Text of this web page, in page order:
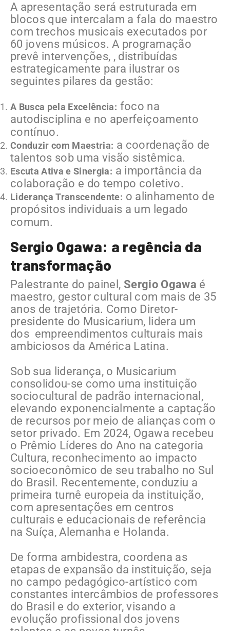
A apresentação será estruturada em
blocos que intercalam a fala do maestro
com trechos musicais executados por
60 jovens músicos. A programação
prevê intervenções, , distribuídas
estrategicamente para ilustrar os
seguintes pilares da gestão:
A Busca pela Excelência: foco na
autodisciplina e no aperfeiçoamento
contínuo.
Conduzir com Maestria: a coordenação de
talentos sob uma visão sistêmica.
Escuta Ativa e Sinergia: a importância da
colaboração e do tempo coletivo.
Liderança Transcendente: o alinhamento de
propósitos individuais a um legado
comum.
Sergio Ogawa: a regência da
transformação
Palestrante do painel, Sergio Ogawa é
maestro, gestor cultural com mais de 35
anos de trajetória. Como Diretor-
presidente do Musicarium, lidera um
dos empreendimentos culturais mais
ambiciosos da América Latina.
Sob sua liderança, o Musicarium
consolidou-se como uma instituição
sociocultural de padrão internacional,
elevando exponencialmente a captação
de recursos por meio de alianças com o
setor privado. Em 2024, Ogawa recebeu
o Prêmio Líderes do Ano na categoria
Cultura, reconhecimento ao impacto
socioeconômico de seu trabalho no Sul
do Brasil. Recentemente, conduziu a
primeira turnê europeia da instituição,
com apresentações em centros
culturais e educacionais de referência
na Suíça, Alemanha e Holanda.
De forma ambidestra, coordena as
etapas de expansão da instituição, seja
no campo pedagógico-artístico com
constantes intercâmbios de professores
do Brasil e do exterior, visando a
evolução profissional dos jovens